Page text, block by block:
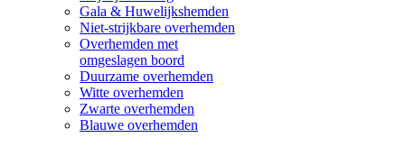
Gala & Huwelijkshemden
Niet-strijkbare overhemden
Overhemden met
omgeslagen boord
Duurzame overhemden
Witte overhemden
Zwarte overhemden
Blauwe overhemden